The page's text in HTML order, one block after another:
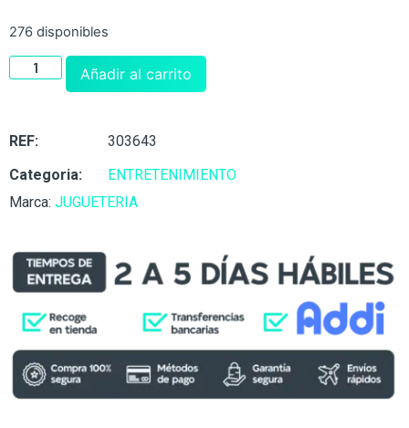
276 disponibles
Añadir al carrito
REF:
303643
Categoria:
ENTRETENIMIENTO
Marca: JUGUETERIA